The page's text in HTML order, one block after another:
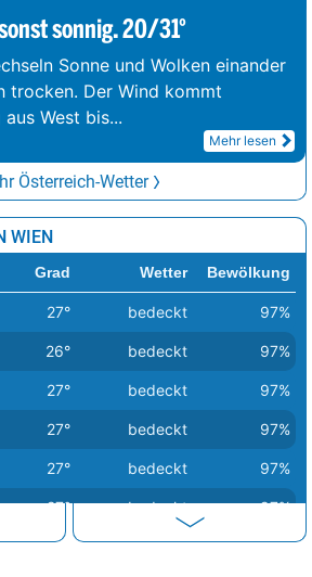
sonnig. 20/31°
Sonne und Wolken einander
trocken. Der Wind kommt
West bis...
Mehr lesen
Österreich-Wetter
WIEN
Grad Wetter Bewölkung
27° bedeckt 97%
26° bedeckt 97%
27° bedeckt 97%
27° bedeckt 97%
27° bedeckt 97%
27° bedeckt 97%
26° bedeckt 97%